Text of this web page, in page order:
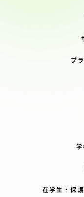
プ
在学生・保